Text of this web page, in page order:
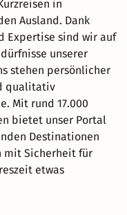
in
Ausland. Dank
Expertise sind wir auf
unserer
stehen persönlicher
qualitativ
Mit rund 17.000
bietet unser Portal
Destinationen
mit Sicherheit für
etwas